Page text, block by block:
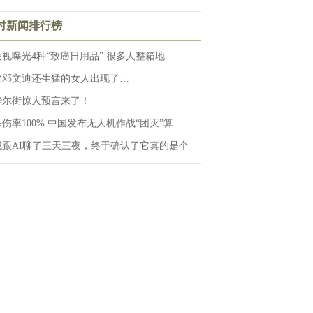
新闻排行榜
视曝光4种“致癌日用品” 很多人整箱地
邓文迪还生猛的女人出现了…
尔街惊人预言来了！
伤率100% 中国发布无人机作战“团灭”算
跟AI聊了三天三夜，终于确认了它真的是个